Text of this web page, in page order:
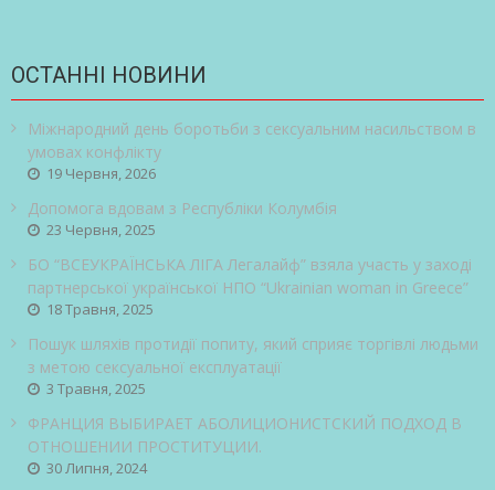
ОСТАННІ НОВИНИ
Міжнародний день боротьби з сексуальним насильством в
умовах конфлікту
19 Червня, 2026
Допомога вдовам з Республіки Колумбія
23 Червня, 2025
БО “ВСЕУКРАЇНСЬКА ЛІГА Легалайф” взяла участь у заході
партнерської української НПО “Ukrainian woman in Greece”
18 Травня, 2025
Пошук шляхів протидії попиту, який сприяє торгівлі людьми
з метою сексуальної експлуатації
3 Травня, 2025
ФРАНЦИЯ ВЫБИРАЕТ АБОЛИЦИОНИСТСКИЙ ПОДХОД В
ОТНОШЕНИИ ПРОСТИТУЦИИ.
30 Липня, 2024